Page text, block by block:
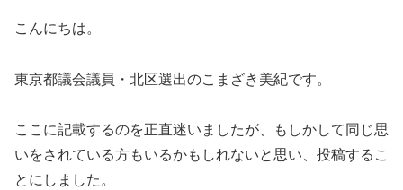
こんにちは。
東京都議会議員・北区選出のこまざき美紀です。
ここに記載するのを正直迷いましたが、もしかして同じ思
いをされている方もいるかもしれないと思い、投稿するこ
とにしました。